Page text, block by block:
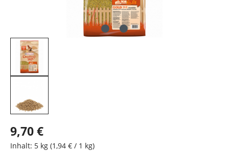
9,70 €
Inhalt: 5 kg (1,94 € / 1 kg)